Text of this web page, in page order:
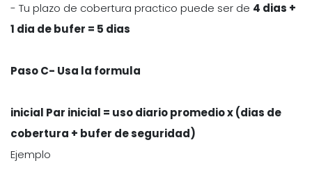
- Tu plazo de cobertura practico puede ser de 4 dias +
1 dia de bufer = 5 dias
Paso C- Usa la formula
inicial Par inicial = uso diario promedio x (dias de
cobertura + bufer de seguridad)
Ejemplo